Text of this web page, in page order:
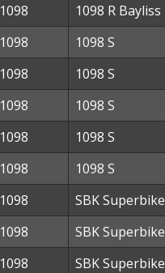
1098 1098 R Bayliss
1098 1098 S
1098 1098 S
1098 1098 S
1098 1098 S
1098 1098 S
1098 SBK Superbike
1098 SBK Superbike
1098 SBK Superbike